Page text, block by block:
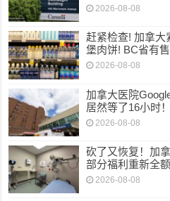
2026-08-08
赶紧检查! 加拿大
堡肉饼! BC省有售
2026-08-08
加拿大医院
居然等了16小时！
2026-08-08
砍了又恢复！加
部分福利重新全额
2026-08-08